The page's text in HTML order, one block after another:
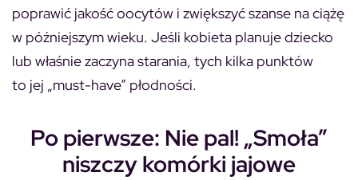
poprawić jakość oocytów i zwiększyć szanse na ciążę
w późniejszym wieku. Jeśli kobieta planuje dziecko
lub właśnie zaczyna starania, tych kilka punktów
to jej „must-have” płodności.
Po pierwsze: Nie pal! „Smoła”
niszczy komórki jajowe